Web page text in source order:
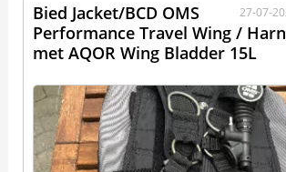
27-07-
Bied Jacket/BCD OMS
Performance Travel Wing /
met AQOR Wing Bladder 15L